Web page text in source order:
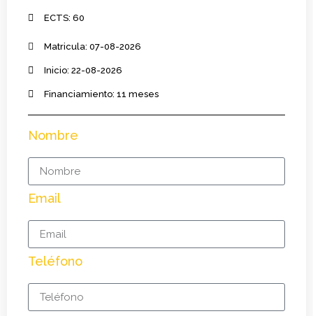
ECTS: 60
Matricula: 07-08-2026
Inicio: 22-08-2026
Financiamiento: 11 meses
Nombre
Email
Teléfono